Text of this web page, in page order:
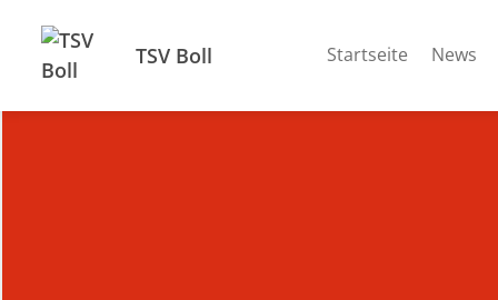
TSV Boll Startseite News